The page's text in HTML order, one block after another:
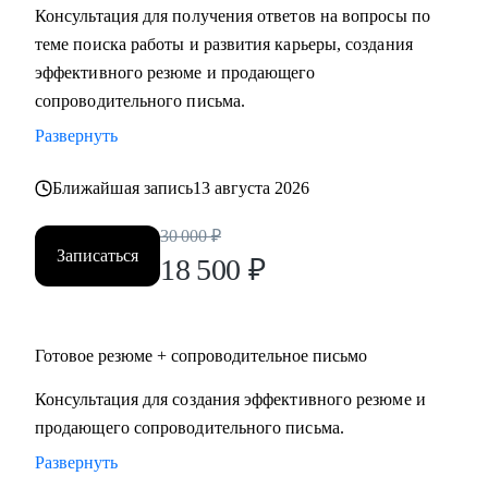
Мидл и топ руководители.
• CEO/Генеральный директор
• Операционный директор/Исполнительный директор
• Коммерческий директор/Директор по продажам
• CFO/ Финансовый директор
• Директор по производству
• ИТ-директор
• Директор по логистике и закупкам
• Директор по стратегическому развитию
Для своих клиентов я — Карьерный доктор, который
поможет «диагностировать и вылечить» проблемы в
области профессионального развития: выявить сильные
уникальность, найти оптимальное и актуальное решение, а
Консультация для получения ответов на вопросы по
теме поиска работы и развития карьеры, создания
эффективного резюме и продающего
сопроводительного письма.
Развернуть
Ближайшая запись13 августа 2026
Записаться
30 000 ₽
18 500 ₽
Готовое резюме + сопроводительное письмо
Консультация для создания эффективного резюме и
продающего сопроводительного письма.
Развернуть